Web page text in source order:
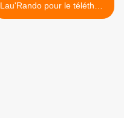
Lau'Rando pour le téléthon"
- 1er décembre >